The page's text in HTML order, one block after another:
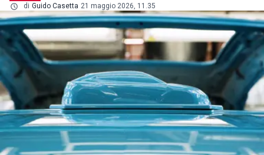
di Guido Casetta 21 maggio 2026, 11.35